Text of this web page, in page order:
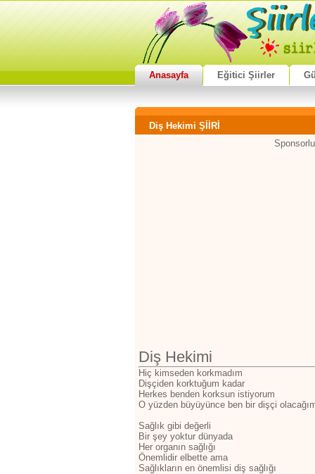
Anasayfa Eğitici Şiirler
Diş Hekimi ŞİİRİ
Diş Hekimi
Hiç kimseden korkmadım
Dişçiden korktuğum kadar
Herkes benden korksun istiyorum
O yüzden büyüyünce ben bir dişçi
Sağlık gibi değerli
Bir şey yoktur dünyada
Her organın sağlığı
Önemlidir elbette ama
Sağlıkların en önemlisi diş sağlığı